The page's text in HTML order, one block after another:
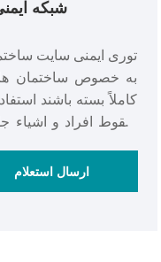
شبکه
توری ایمنی سایت
به خصوص ساختمان
کاملاً بسته باشند
سقوط افراد و اشیاء
کاهش دهد، به
زیست محافظت کند و شهر را زیبا کند.
ارسال استعلام